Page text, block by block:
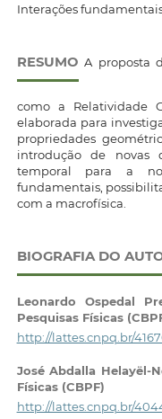
Interações
RESUMO A proposta
como a Relatividade
elaborada para
propriedades
introdução de novas
temporal para a
fundamentais,
com a macrofísica.
BIOGRAFIA DO
Leonardo Ospedal
Pesquisas Físicas
http://lattes.cnpq.br/
José Abdalla Helayël-
Físicas (CBPF)
http://lattes.cnpq.br/